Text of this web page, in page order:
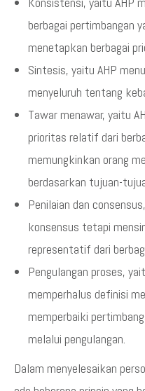
berbagai pertimbangan
menetapkan berbagai
Sintesis, yaitu AHP
menyeluruh tentang
Tawar menawar, yaitu
prioritas relatif dari
memungkinkan orang
berdasarkan tujuan-
Penilaian dan
konsensus tetapi
representatif dari
Pengulangan proses,
memperhalus definisi
memperbaiki
melalui pengulangan.
Dalam menyelesaikan